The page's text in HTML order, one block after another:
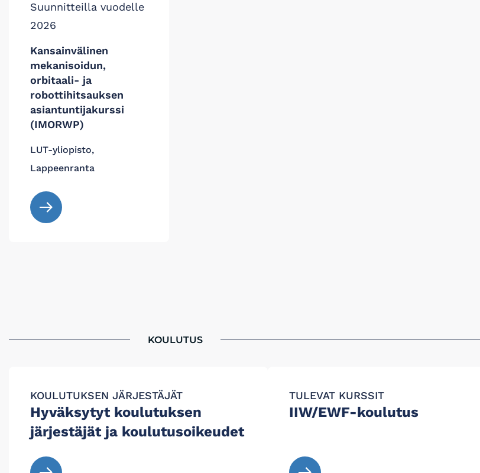
Suunnitteilla vuodelle
2026
Kansainvälinen
mekanisoidun,
orbitaali- ja
robottihitsauksen
asiantuntijakurssi
(IMORWP)
LUT-yliopisto,
Lappeenranta
KOULUTUS
KOULUTUKSEN JÄRJESTÄJÄT
Hyväksytyt koulutuksen
järjestäjät ja koulutusoikeudet
TULEVAT KURSSIT
IIW/EWF-koulutus